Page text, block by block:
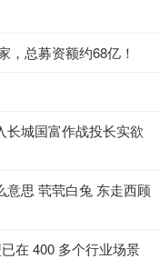
，总募资额约68亿！
长城国富作战投长实欲
意思 茕茕白兔 东走西顾
在 400 多个行业场景